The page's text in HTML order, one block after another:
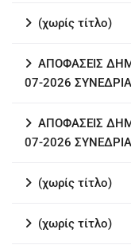
(χωρίς τίτλο)
ΑΠΟΦΑΣΕΙΣ
07-2026
ΑΠΟΦΑΣΕΙΣ
07-2026
(χωρίς τίτλο)
(χωρίς τίτλο)